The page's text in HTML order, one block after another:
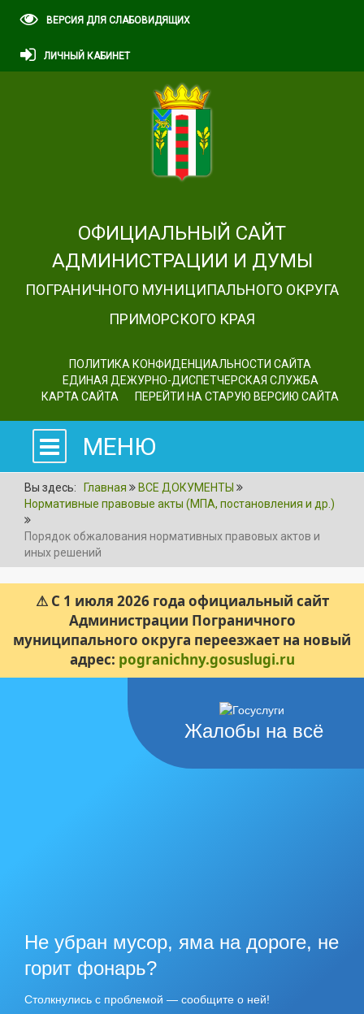
ВЕРСИЯ ДЛЯ СЛАБОВИДЯЩИХ
ЛИЧНЫЙ КАБИНЕТ
ОФИЦИАЛЬНЫЙ САЙТ
АДМИНИСТРАЦИИ И ДУМЫ
ПОГРАНИЧНОГО МУНИЦИПАЛЬНОГО ОКРУГА
ПРИМОРСКОГО КРАЯ
ПОЛИТИКА КОНФИДЕНЦИАЛЬНОСТИ САЙТА
ЕДИНАЯ ДЕЖУРНО-ДИСПЕТЧЕРСКАЯ СЛУЖБА
КАРТА САЙТА
ПЕРЕЙТИ НА СТАРУЮ ВЕРСИЮ САЙТА
МЕНЮ
Вы здесь: Главная
ВСЕ ДОКУМЕНТЫ
Нормативные правовые акты (МПА, постановления и др.)
Порядок обжалования нормативных правовых актов и
иных решений
⚠ С 1 июля 2026 года официальный сайт
Администрации Пограничного
муниципального округа переезжает на новый
адрес: pogranichny.gosuslugi.ru
Жалобы на всё
Не убран мусор, яма на дороге, не
горит фонарь?
Столкнулись с проблемой — сообщите о ней!